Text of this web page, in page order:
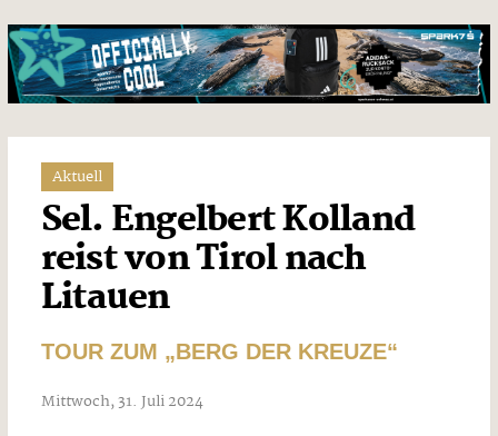
Aktuell
Sel. Engelbert Kolland
reist von Tirol nach
Litauen
TOUR ZUM „BERG DER KREUZE“
Mittwoch, 31. Juli 2024